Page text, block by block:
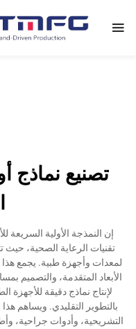
تصنيع نماذج
إن النمذجة الأولية السريعة
تقنيات الرعاية الصحية، حيث
لمعدات وأجهزة طبية. يجمع هذا
لإنتاج نماذج دقيقة للأجهزة
بالتطوير التقليدي. ويساهم
التشريحية، وأدوات جراحية،